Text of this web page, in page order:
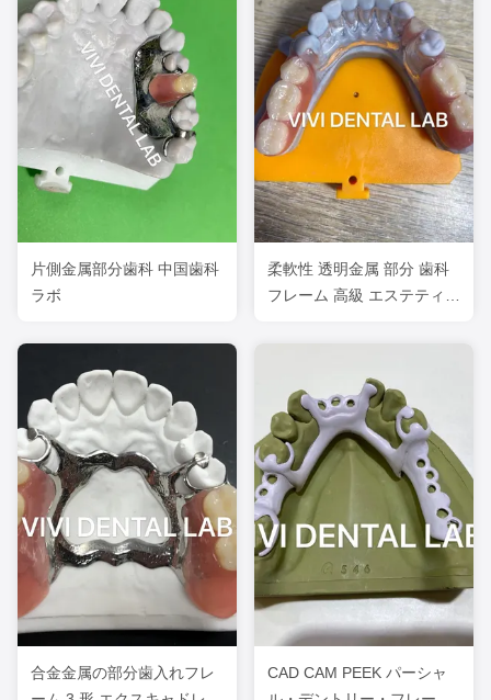
片側金属部分歯科 中国歯科
ラボ
柔軟性 透明金属 部分 歯科
フレーム 高級 エステティッ
合金金属の部分歯入れフレ
CAD CAM PEEK パーシャ